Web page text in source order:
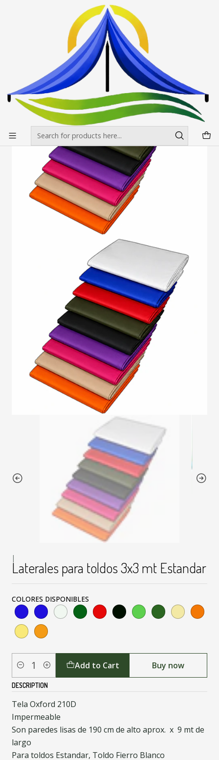
Envíos gratis desde $500.000 en Santiago
Accesorios para Toldos / laterales
Laterales para toldos 3x3 mt Estandar
|
Laterales para toldos 3x3 mt Estandar
COLORES DISPONIBLES
Quantity Add to Cart Buy now
DESCRIPTION
Tela Oxford 210D
Impermeable
Son paredes lisas de 190 cm de alto aprox. x 9 mt de
largo
Para toldos Estandar, Toldo Fierro Blanco